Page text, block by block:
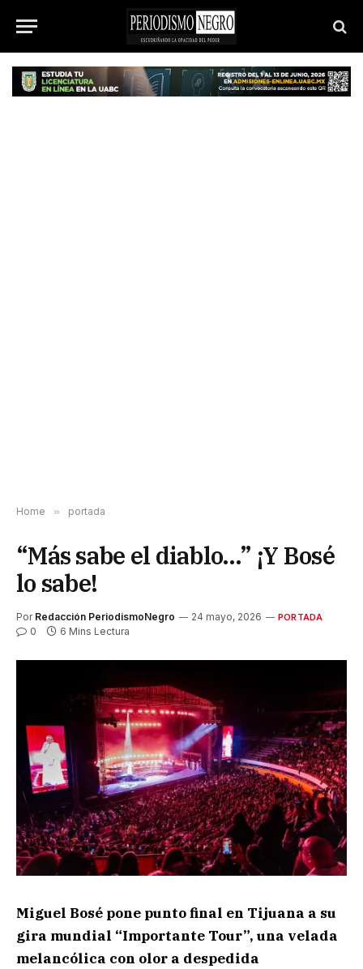
Home » portada
“Más sabe el diablo…” ¡Y Bosé
lo sabe!
Por Redacción PeriodismoNegro 24 mayo, 2026 PORTADA
0 6 Mins Lectura
Miguel Bosé pone punto final en Tijuana a su
gira mundial “Importante Tour”, una velada
melancólica con olor a despedida